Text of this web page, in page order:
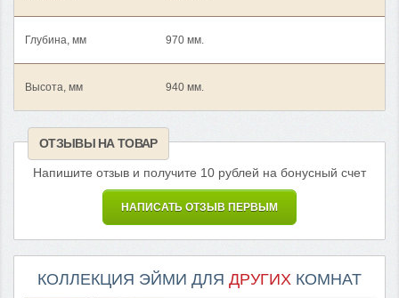
Глубина, мм 970 мм.
Высота, мм 940 мм.
ОТЗЫВЫ НА ТОВАР
Напишите отзыв и получите 10 рублей на бонусный счет
НАПИСАТЬ ОТЗЫВ ПЕРВЫМ
КОЛЛЕКЦИЯ ЭЙМИ ДЛЯ ДРУГИХ КОМНАТ